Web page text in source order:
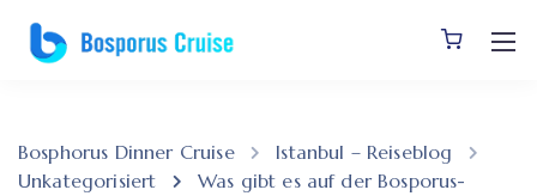
Bosphorus Dinner Cruise
Istanbul – Reiseblog
Unkategorisiert
Was gibt es auf der Bosporus-